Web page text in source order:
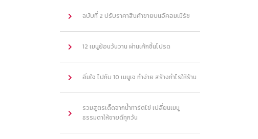
ฉบับที่ 2 ปรับราคาสินค้าขายบนอีคอมเมิร์ซ
12 เมนูย้อนวันวาน ผ่านเค้กชิ้นโปรด
อิ่มใจ ไปกับ 10 เมนูเจ ทำง่าย สร้างกำไรให้ร้าน
รวมสูตรเด็ดจากน้ำทาร์ตไข่ เปลี่ยนเมนู
ธรรมดาให้ขายดีทุกวัน